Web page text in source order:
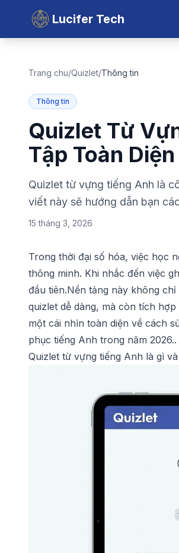
Lucifer Tech
Trang chu/Quizlet/Thông tin
Thông tin
Quizlet Từ
Tập Toàn
Quizlet từ vựng tiếng Anh là
viết này sẽ hướng dẫn bạn
15 tháng 3, 2026
Trong thời đại số hóa, việc học
thông minh. Khi nhắc đến việc
đầu tiên.Nền tảng này không
quizlet dễ dàng, mà còn tích
một cái nhìn toàn diện về cách
phục tiếng Anh trong năm 2026..
Quizlet từ vựng tiếng Anh là gì